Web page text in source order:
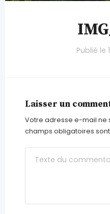
Publié le
Laisser un
Votre adresse e-mail ne
champs obligatoires